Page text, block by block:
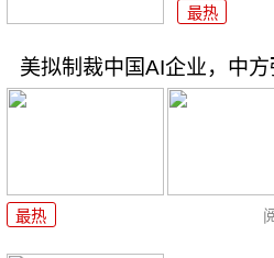
最热
美拟制裁中国AI企业，中
最热